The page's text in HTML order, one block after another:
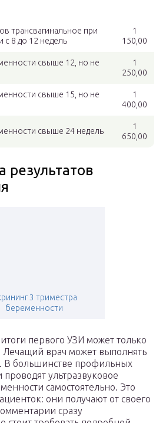
трансвагинальное при
с 8 до 12 недель
1
150,00
свыше 12, но не
1
250,00
свыше 15, но не
1
400,00
свыше 24 недель
1
650,00
результатов
3 триместра
беременности
первого УЗИ может только
Лечащий врач может выполнять
В большинстве профильных
ультразвуковое
самостоятельно. Это
они получают от своего
сразу